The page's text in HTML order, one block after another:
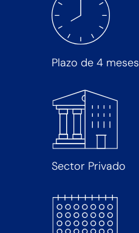
Plazo de 4 meses
Sector Privado